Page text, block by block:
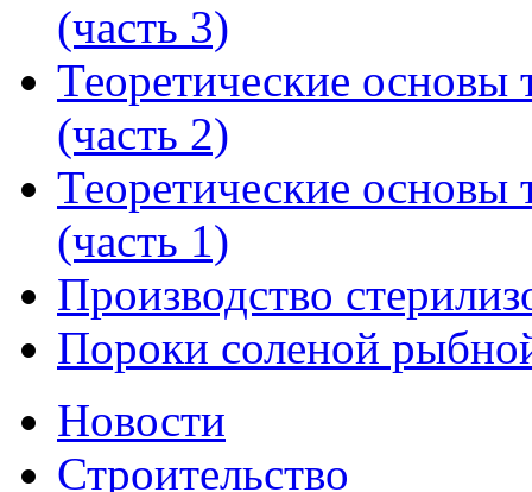
(часть 3)
Теоретические
(часть 2)
Теоретические
(часть 1)
Производство
Пороки соленой
Новости
Строительство